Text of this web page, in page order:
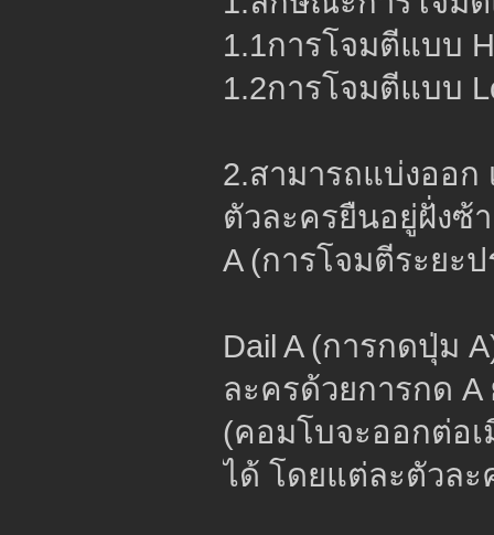
1.1การโจมตีแบบ
1.2การโจมตีแบบ
2.สามารถแบ่งออ
ตัวละครยืนอยู่ฝั่งซ้
A (การโจมตีระยะ
Dail A (การกดปุ่ม
ละครด้วยการกด
(คอมโบจะออกต่อ
ได้ โดยแต่ละตัวละ